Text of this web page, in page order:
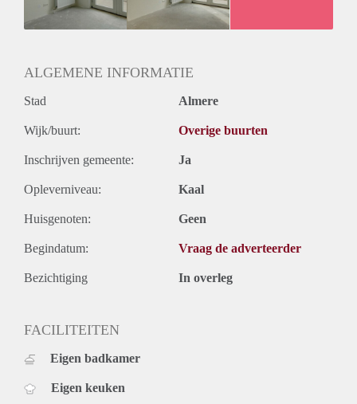
ALGEMENE INFORMATIE
Stad Almere
Wijk/buurt: Overige buurten
Inschrijven gemeente: Ja
Opleverniveau: Kaal
Huisgenoten: Geen
Begindatum: Vraag de adverteerder
Bezichtiging In overleg
FACILITEITEN
Eigen badkamer
Eigen keuken